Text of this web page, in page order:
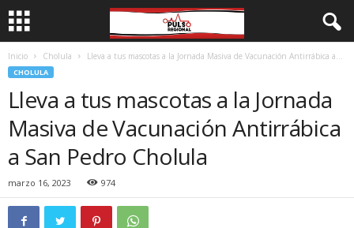
Inicio Cholula Lleva a tus mascotas a la Jornada Masiva de Vacunación Antirrábica a...
CHOLULA
Lleva a tus mascotas a la Jornada
Masiva de Vacunación Antirrábica
a San Pedro Cholula
marzo 16, 2023 974